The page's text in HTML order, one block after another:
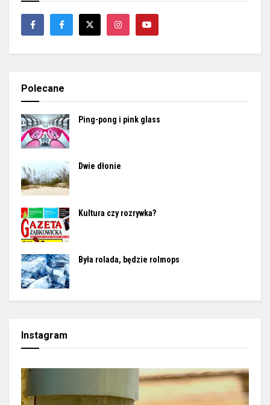
Polecane
Ping-pong i pink glass
Dwie dłonie
Kultura czy rozrywka?
Była rolada, będzie rolmops
Instagram